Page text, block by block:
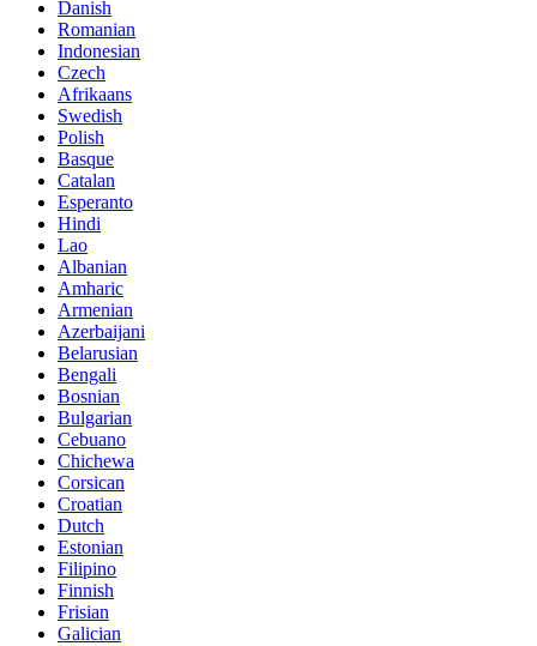
Danish
Romanian
Indonesian
Czech
Afrikaans
Swedish
Polish
Basque
Catalan
Esperanto
Hindi
Lao
Albanian
Amharic
Armenian
Azerbaijani
Belarusian
Bengali
Bosnian
Bulgarian
Cebuano
Chichewa
Corsican
Croatian
Dutch
Estonian
Filipino
Finnish
Frisian
Galician